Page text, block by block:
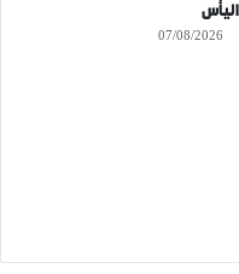
اليأس
07/08/2026